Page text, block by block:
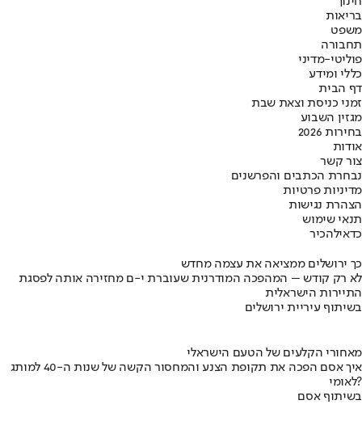
בריאות
משפט
תחבורה
פוליטי-מדיני
כללי ומידע
דף הבית
זמני כניסת וצאת שבת
מגזין השבוע
בחירות 2026
אודות
צור קשר
נבחרת הכתבים והפרשנים
מדיניות פרטיות
הצהרת נגישות
תנאי שימוש
כדאילהכיר
כך ירושלים ממציאה את עצמה מחדש
לא רק קודש – המהפכה המודרנית שעוברת י-ם מחזירה אותה לפסגת
התיירות הישראלית
בשיתוף עיריית ירושלים
מאחורי הקלעים של הטעם הישראלי
איך אסם הפכה את תקופת הצנע והמחסור הקשה של שנות ה-40 למותג
לאומי?
בשיתוף אסם